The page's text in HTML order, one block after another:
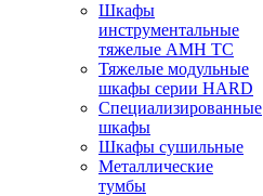
Шкафы
инструментальные
тяжелые AMH TC
Тяжелые модульные
шкафы серии HARD
Cпециализированные
шкафы
Шкафы сушильные
Металлические
тумбы